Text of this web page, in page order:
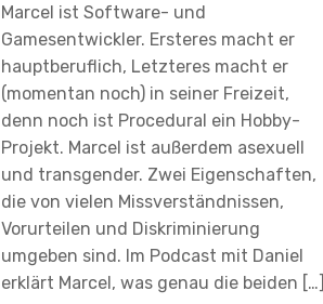
Marcel ist Software- und
Gamesentwickler. Ersteres macht er
hauptberuflich, Letzteres macht er
(momentan noch) in seiner Freizeit,
denn noch ist Procedural ein Hobby-
Projekt. Marcel ist außerdem asexuell
und transgender. Zwei Eigenschaften,
die von vielen Missverständnissen,
Vorurteilen und Diskriminierung
umgeben sind. Im Podcast mit Daniel
erklärt Marcel, was genau die beiden […]